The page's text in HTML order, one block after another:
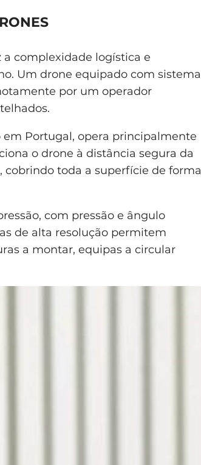
complexidade logística e
Um drone equipado com sistema
por um operador
em Portugal, opera principalmente
o drone à distância segura da
cobrindo toda a superfície de forma
com pressão e ângulo
de alta resolução permitem
a montar, equipas a circular